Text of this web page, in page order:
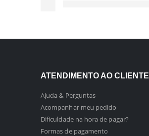
ATENDIMENTO AO CLIENTE
Ajuda & Perguntas
Acompanhar meu pedido
Dificuldade na hora de pagar?
Formas de pagamento